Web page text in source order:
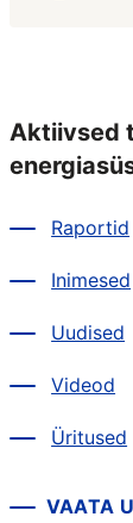
Aktiivsed
Raportid
Inimesed
Uudised
Videod
Üritused
VAATA